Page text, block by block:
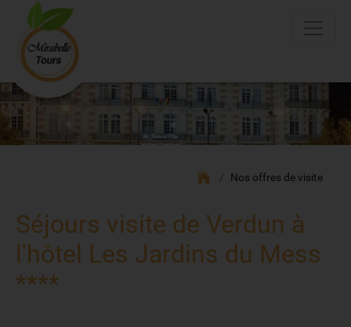
Nos offres de visite
Séjours visite de Verdun à
l'hôtel Les Jardins du Mess
****